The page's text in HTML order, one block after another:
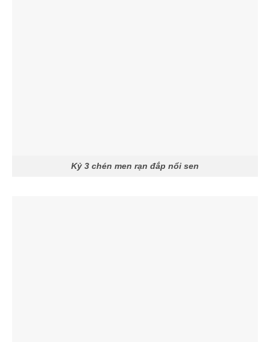
Kỷ 3 chén men rạn đắp nổi sen